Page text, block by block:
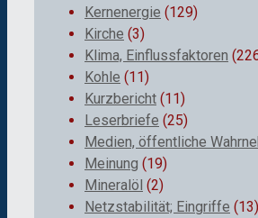
Kernenergie (129)
Kirche (3)
Klima, Einflussfaktoren
Kohle (11)
Kurzbericht (11)
Leserbriefe (25)
Medien, öffentliche
Meinung (19)
Mineralöl (2)
Netzstabilität; Eingriffe (13)